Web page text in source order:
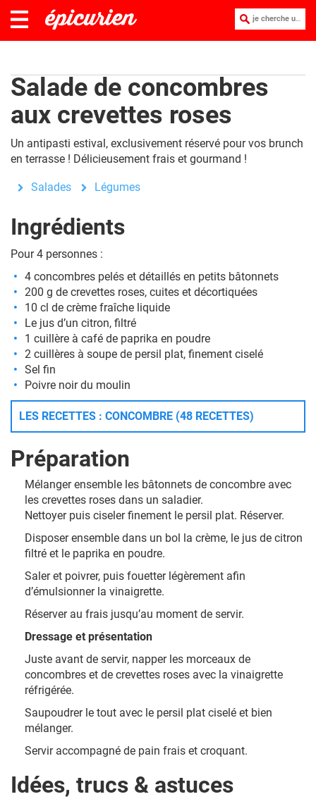
je cherche une recette :
Salade de concombres
aux crevettes roses
Un antipasti estival, exclusivement réservé pour vos brunch
en terrasse ! Délicieusement frais et gourmand !
Salades Légumes
Ingrédients
Pour 4 personnes :
4 concombres pelés et détaillés en petits bâtonnets
200 g de crevettes roses, cuites et décortiquées
10 cl de crème fraîche liquide
Le jus d’un citron, filtré
1 cuillère à café de paprika en poudre
2 cuillères à soupe de persil plat, finement ciselé
Sel fin
Poivre noir du moulin
LES RECETTES : CONCOMBRE (48 RECETTES)
Préparation
Mélanger ensemble les bâtonnets de concombre avec
les crevettes roses dans un saladier.
Nettoyer puis ciseler finement le persil plat. Réserver.
Disposer ensemble dans un bol la crème, le jus de citron
filtré et le paprika en poudre.
Saler et poivrer, puis fouetter légèrement afin
d’émulsionner la vinaigrette.
Réserver au frais jusqu’au moment de servir.
Dressage et présentation
Juste avant de servir, napper les morceaux de
concombres et de crevettes roses avec la vinaigrette
réfrigérée.
Saupoudrer le tout avec le persil plat ciselé et bien
mélanger.
Servir accompagné de pain frais et croquant.
Idées, trucs & astuces